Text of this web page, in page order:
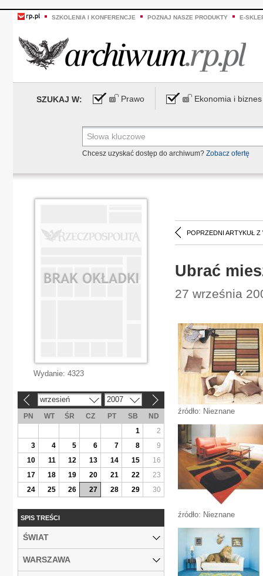
SZKOLENIA I KONFERENCJE POZNAJ NASZE PRODUKTY E-
SZUKAJ W: Prawo Ekonomia i biznes
Chcesz uzyskać dostęp do archiwum? Zobacz ofertę
POPRZEDNI ARTYKUŁ Z
Ubrać
27 września
źródło: Nieznane
źródło: Nieznane
Wydanie: 4323
wrzesień 2007
PN WT ŚR CZ PT SB
ND
1
2
3
4 5 6 7 8
9
10
11 12 13 14 15
16
17
18 19 20 21 22
23
24
25 26 27 28 29 30
SPIS TREŚCI
ŚWIAT
WARSZAWA